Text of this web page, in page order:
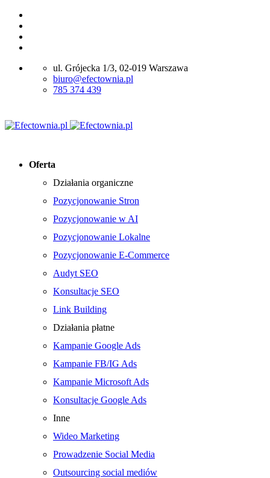
ul. Grójecka 1/3, 02-019 Warszawa
biuro@efectownia.pl
785 374 439
Oferta
Działania organiczne
Pozycjonowanie Stron
Pozycjonowanie w AI
Pozycjonowanie Lokalne
Pozycjonowanie E-Commerce
Audyt SEO
Konsultacje SEO
Link Building
Działania płatne
Kampanie Google Ads
Kampanie FB/IG Ads
Kampanie Microsoft Ads
Konsultacje Google Ads
Inne
Wideo Marketing
Prowadzenie Social Media
Outsourcing social mediów